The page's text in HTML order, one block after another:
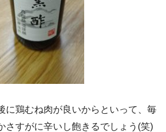
に鶏むね肉が良いからといって、毎
さすがに辛いし飽きるでしょう(笑)